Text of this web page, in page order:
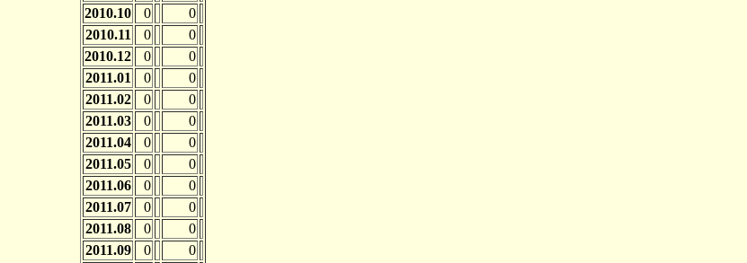
2010.10
0
0
2010.11
0
0
2010.12
0
0
2011.01
0
0
2011.02
0
0
2011.03
0
0
2011.04
0
0
2011.05
0
0
2011.06
0
0
2011.07
0
0
2011.08
0
0
2011.09
0
0